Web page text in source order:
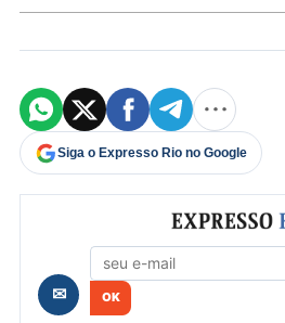
Siga o Expresso Rio no Google
Formulário de cadastro
✉